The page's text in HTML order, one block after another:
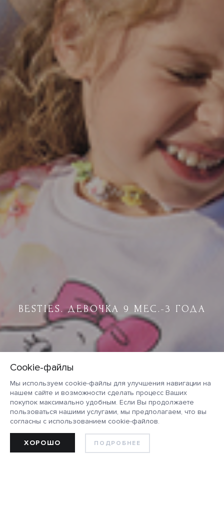
Мы используем cookie-файлы для улучшения навигации на
нашем сайте и возможности сделать процесс Ваших
покупок максимально удобным. Если Вы продолжаете
пользоваться нашими услугами, мы предполагаем, что вы
согласны с использованием cookie-файлов.
ПОДРОБНЕЕ
ХОРОШО
BESTIES. ДЕВОЧКА 9 МЕС.-3 ГОДА